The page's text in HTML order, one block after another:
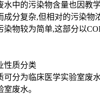
水中的污染物含量也因教
分复杂,但相对的污染物
染物较为简单,这部分以
性质分类
可分为临床医学实验室废
废水。